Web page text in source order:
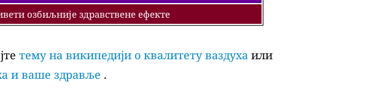
озбиљније здравствене ефекте
тему на википедији о квалитету ваздуха или
и ваше здравље .